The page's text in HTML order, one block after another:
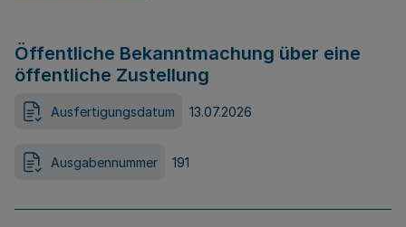
Öffentliche Bekanntmachung über eine
öffentliche Zustellung
Ausfertigungsdatum 13.07.2026
Ausgabennummer 191